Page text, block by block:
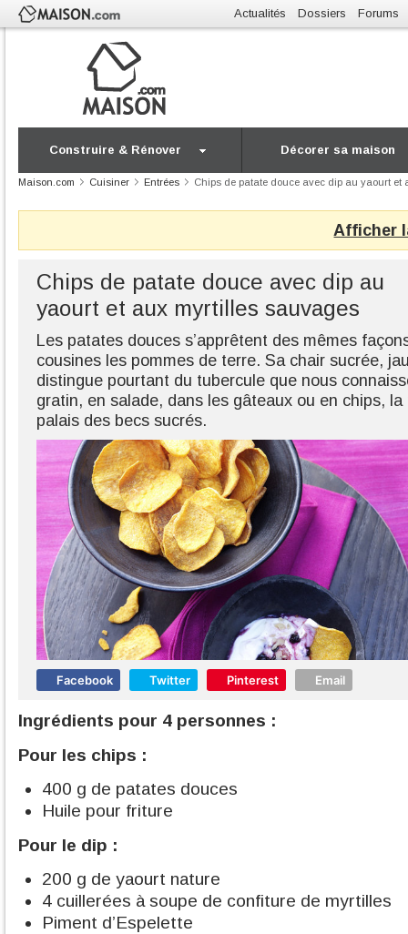
Actualités Dossiers Forums
Construire & Rénover Décorer sa maison
Maison.com Cuisiner Entrées Chips de patate douce avec dip au yaourt et
Afficher
Chips de patate douce avec dip au
yaourt et aux myrtilles sauvages
Les patates douces s’apprêtent des mêmes
cousines les pommes de terre. Sa chair sucrée,
distingue pourtant du tubercule que nous
gratin, en salade, dans les gâteaux ou en chips,
palais des becs sucrés.
Facebook Twitter Pinterest Email
Ingrédients pour 4 personnes :
Pour les chips :
400 g de patates douces
Huile pour friture
Pour le dip :
200 g de yaourt nature
4 cuillerées à soupe de confiture de myrtilles
Piment d’Espelette